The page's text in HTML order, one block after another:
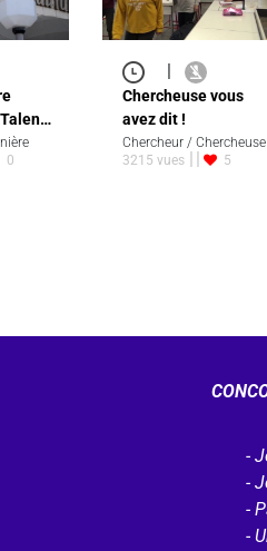
0
Chercheuse vous
avez dit !
Chercheur / Chercheuse
3215 vues
5